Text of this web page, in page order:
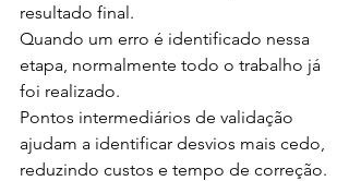
resultado final.
Quando um erro é identificado nessa
etapa, normalmente todo o trabalho já
foi realizado.
Pontos intermediários de validação
ajudam a identificar desvios mais cedo,
reduzindo custos e tempo de correção.